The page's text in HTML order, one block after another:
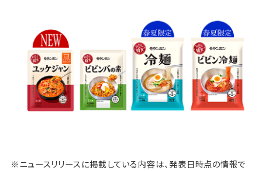
※ニュースリリースに掲載している内容は、発表日時点の情報で